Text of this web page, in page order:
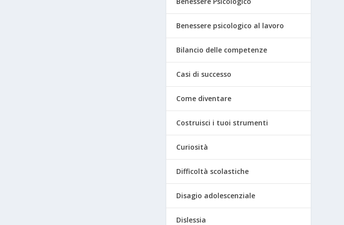
Benessere psicologico al lavoro
Bilancio delle competenze
Casi di successo
Come diventare
Costruisci i tuoi strumenti
Curiosità
Difficoltà scolastiche
Disagio adolescenziale
Dislessia